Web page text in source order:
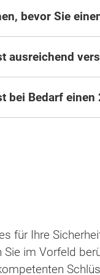
bevor Sie
ausreichend
bei Bedarf
für Ihre
im Vorfeld